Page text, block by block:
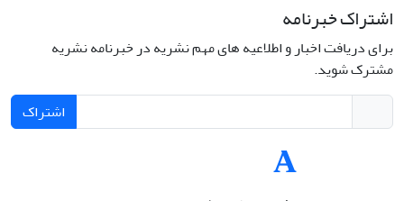
اشتراک خبرنامه
برای دریافت اخبار و اطلاعیه های مهم نشریه در خبرنامه نشریه
مشترک شوید.
اشتراک